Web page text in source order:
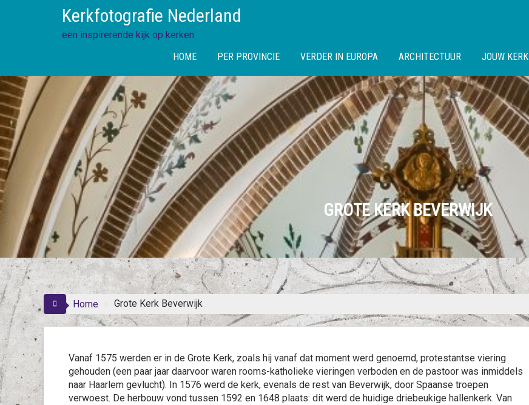
Kerkfotografie Nederland
een inspirerende kijk op kerken
HOME
PER PROVINCIE VERDER IN EUROPA ARCHITECTUUR JOUW KERK
GROTE KERK BEVERWIJK
Home Grote Kerk Beverwijk
Vanaf 1575 werden er in de Grote Kerk, zoals hij vanaf dat moment werd genoemd, protestantse viering
gehouden (een paar jaar daarvoor waren rooms-katholieke vieringen verboden en de pastoor was inmiddels
naar Haarlem gevlucht). In 1576 werd de kerk, evenals de rest van Beverwijk, door Spaanse troepen
verwoest. De herbouw vond tussen 1592 en 1648 plaats: dit werd de huidige driebeukige hallenkerk. Van